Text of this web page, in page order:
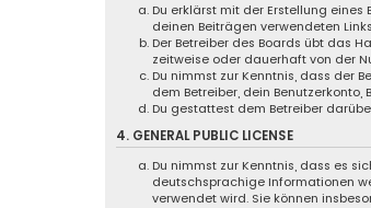
Du erklärst mit der Erstellung
deinen Beiträgen verwendeten
Der Betreiber des Boards übt das
zeitweise oder dauerhaft von der
Du nimmst zur Kenntnis, dass der
dem Betreiber, dein
Du gestattest dem Betreiber
4. GENERAL PUBLIC LICENSE
Du nimmst zur Kenntnis, dass es
deutschsprachige Informationen
verwendet wird. Sie können